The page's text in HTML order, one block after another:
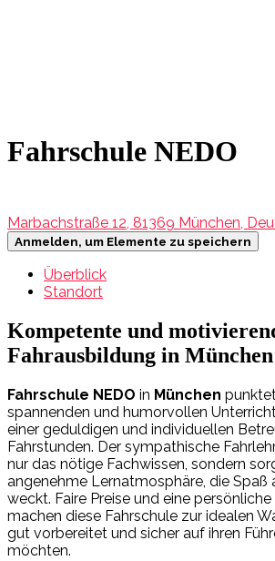
Fahrschule NEDO
Marbachstraße 12, 81369 München,
Anmelden, um Elemente zu speichern
Überblick
Standort
Kompetente und
Fahrausbildung in München
Fahrschule NEDO in München
spannenden und humorvollen
einer geduldigen und individuellen
Fahrstunden. Der sympathische
nur das nötige Fachwissen, sondern
angenehme Lernatmosphäre, die Spaß
weckt. Faire Preise und eine
machen diese Fahrschule zur idealen
gut vorbereitet und sicher auf ihren
möchten.